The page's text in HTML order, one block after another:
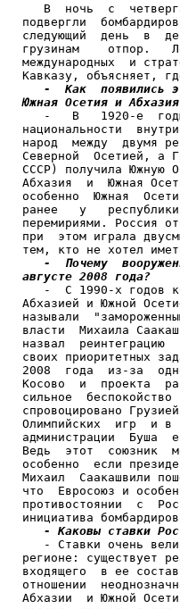
В  ночь  с
подвергли
следующий  день  в
грузинам    отпор.
международных  и
Кавказу, объясняет,
-  Как  появились
Южная Осетия и
-   В   1920-е  годы
национальности
народ  между  двумя
Северной  Осетией, а
СССР) получила Южную
Абхазия  и  Южная
особенно  Южная
ранее   у
перемириями. Россия
при  этом играла
тем, кто не хотел
-  Почему
августе 2008 года?
-  С 1990-х годов
Абхазией и Южной
называли
власти  Михаила
назвал  реинтеграцию
своих приоритетных
2008  года  из-за
Косово  и  проекта
сильное
спровоцировано
Олимпийских  игр  и в
администрации  Буша
Ведь  этот  союзник
особенно  если
Михаил  Саакашвили
что  Евросоюз и
противостоянии  с
инициатива
- Каковы ставки
- Ставки очень
регионе: существует
входящего  в ее
отношении
Абхазии  и Южной